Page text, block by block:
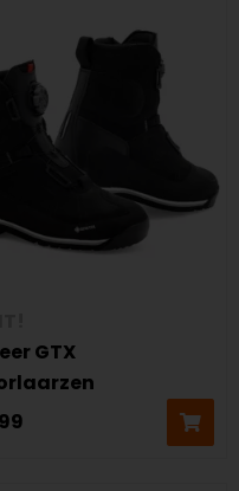
GTX